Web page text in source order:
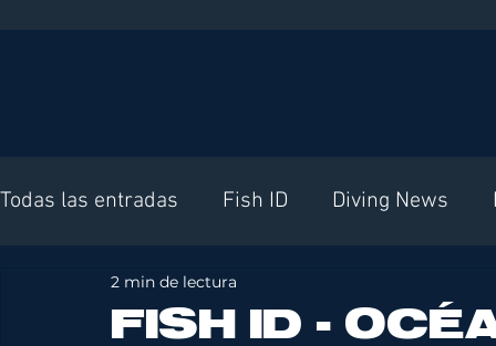
Todas las entradas Fish ID Diving News
Requisitos internacionales
FISH ID -
2 min de lectura